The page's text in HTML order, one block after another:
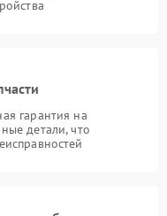
гарантия на
детали, что